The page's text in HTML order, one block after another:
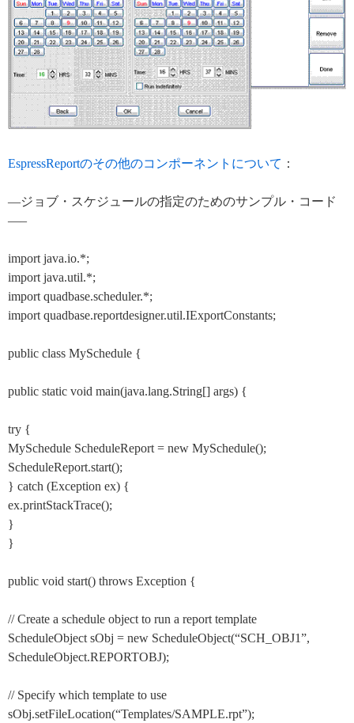
EspressReportのその他のコンポーネントについて ：
—ジョブ・スケジュールの指定のためのサンプル・コード
—–
import java.io.*;
import java.util.*;
import quadbase.scheduler.*;
import quadbase.reportdesigner.util.IExportConstants;
public class MySchedule {
public static void main(java.lang.String[] args) {
try {
MySchedule ScheduleReport = new MySchedule();
ScheduleReport.start();
} catch (Exception ex) {
ex.printStackTrace();
}
}
public void start() throws Exception {
// Create a schedule object to run a report template
ScheduleObject sObj = new ScheduleObject(“SCH_OBJ1”,
ScheduleObject.REPORTOBJ);
// Specify which template to use
sObj.setFileLocation(“Templates/SAMPLE.rpt”);